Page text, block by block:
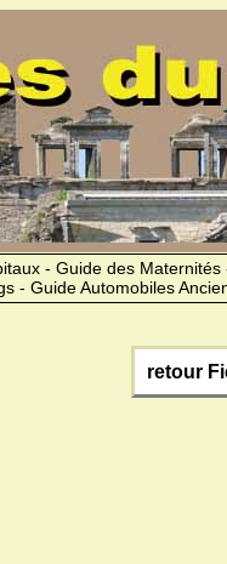
- Guide des
- Guide Automobiles
retour